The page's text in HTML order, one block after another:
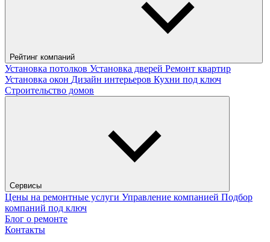
Рейтинг компаний
Установка потолков Установка дверей Ремонт квартир
Установка окон Дизайн интерьеров Кухни под ключ
Строительство домов
Сервисы
Цены на ремонтные услуги Управление компанией Подбор
компаний под ключ
Блог о ремонте
Контакты